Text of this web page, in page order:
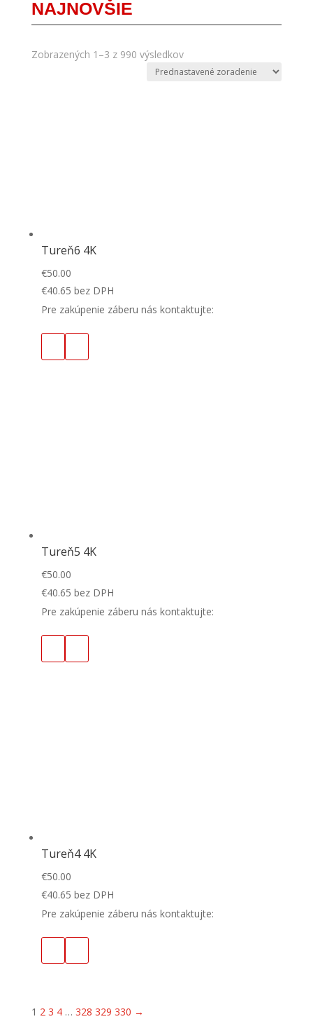
NAJNOVŠIE
Zobrazených 1–3 z 990 výsledkov
Tureň6 4K
€50.00
€40.65 bez DPH
Pre zakúpenie záberu nás kontaktujte:
Tureň5 4K
€50.00
€40.65 bez DPH
Pre zakúpenie záberu nás kontaktujte:
Tureň4 4K
€50.00
€40.65 bez DPH
Pre zakúpenie záberu nás kontaktujte:
1 2 3 4 … 328 329 330 →